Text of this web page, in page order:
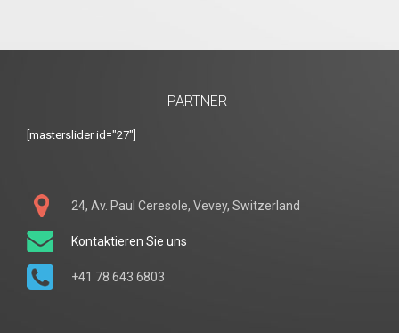
PARTNER
[masterslider id="27"]
24, Av. Paul Ceresole, Vevey, Switzerland
Kontaktieren Sie uns
+41 78 643 6803